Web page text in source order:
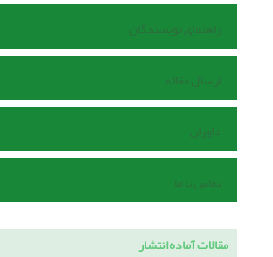
راهنمای نویسندگان
ارسال مقاله
داوران
تماس با ما
مقالات آماده انتشار